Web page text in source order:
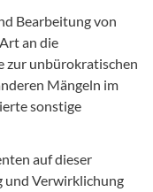
Bearbeitung von
an die
zur unbürokratischen
Mängeln im
sonstige
auf dieser
und Verwirklichung